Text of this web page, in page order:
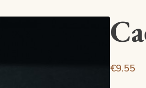
€9.55